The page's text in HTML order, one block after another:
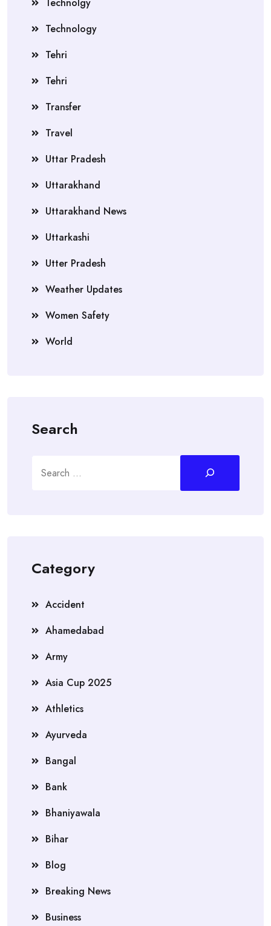
Technology
Tehri
Tehri
Transfer
Travel
Uttar Pradesh
Uttarakhand
Uttarakhand News
Uttarkashi
Utter Pradesh
Weather Updates
Women Safety
World
Search
Category
Accident
Ahamedabad
Army
Asia Cup 2025
Athletics
Ayurveda
Bangal
Bank
Bhaniyawala
Bihar
Blog
Breaking News
Business